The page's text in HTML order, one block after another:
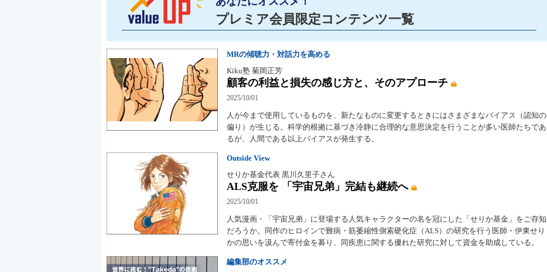
プレミア会員限定コンテンツ一覧
MRの傾聴力・対話力を高める
Kiku塾 菊岡正芳
顧客の利益と損失の感じ方と、そのアプローチ
2025/10/01
人が今まで使用しているものを、新たなものに変更するときにはさまざまなバイアス（認知の
偏り）が生じる。科学的根拠に基づき冷静に合理的な意思決定を行うことが多い医師たちであ
るが、人間である以上バイアスが発生する。
Outside View
せりか基金代表 黒川久里子さん
ALS克服を 「宇宙兄弟」完結も継続へ
2025/10/01
人気漫画・「宇宙兄弟」に登場する人気キャラクターの名を冠にした「せりか基金」をご存知
だろうか。同作のヒロインで難病・筋萎縮性側索硬化症（ALS）の研究を行う医師・伊東せり
かの思いを汲んで寄付金を募り、同疾患に関する優れた研究に対して資金を助成している。
編集部のオススメ